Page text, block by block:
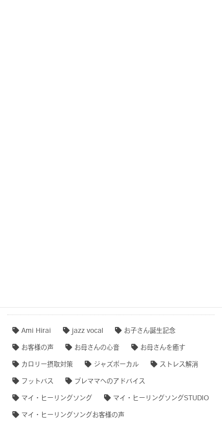
Ami Hirai jazz vocal お子さん誕生記念
お客様の声 お母さんの心音 お母さんを癒す
カロリー摂取対策 ジャズボーカル ストレス解消
フットバス プレママへのアドバイス
マイ・ヒーリングソング マイ・ヒーリングソングSTUDIO
マイ・ヒーリングソングお客様の声